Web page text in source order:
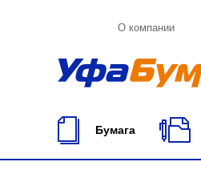
О компании
Бумага